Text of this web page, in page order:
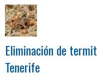
Eliminación de
Tenerife